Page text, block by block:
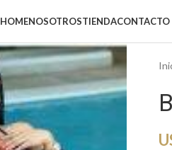
HOMENOSOTROSTIENDACONTACTO